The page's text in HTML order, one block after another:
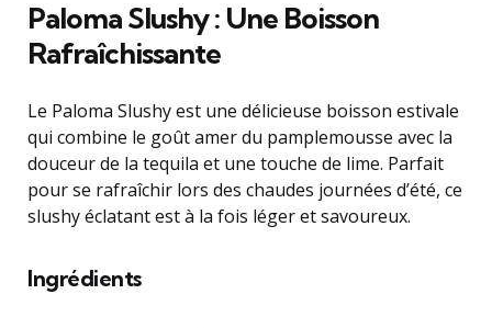
Paloma Slushy : Une Boisson
Rafraîchissante
Le Paloma Slushy est une délicieuse boisson estivale
qui combine le goût amer du pamplemousse avec la
douceur de la tequila et une touche de lime. Parfait
pour se rafraîchir lors des chaudes journées d’été, ce
slushy éclatant est à la fois léger et savoureux.
Ingrédients